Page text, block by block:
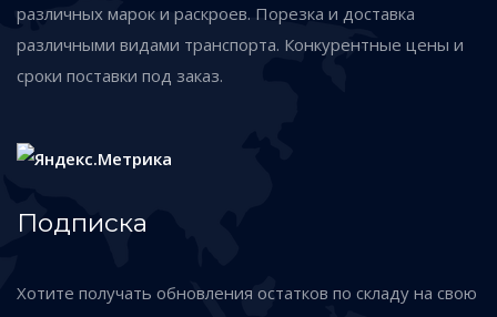
различных марок и раскроев. Порезка и доставка
различными видами транспорта. Конкурентные цены и
сроки поставки под заказ.
Подписка
Хотите получать обновления остатков по складу на свою